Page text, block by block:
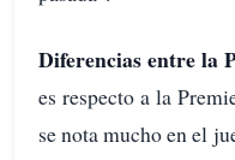
Diferencias entre la
es respecto a la
se nota mucho en el